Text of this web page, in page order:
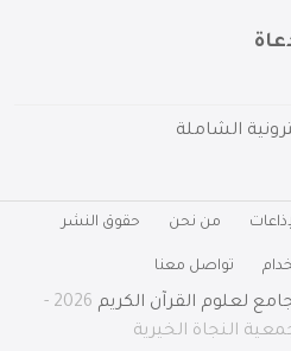
الشاملة
من نحن حقوق النشر
تواصل معنا
لعلوم القرآن الكريم
2026 -
النجاة الخيرية